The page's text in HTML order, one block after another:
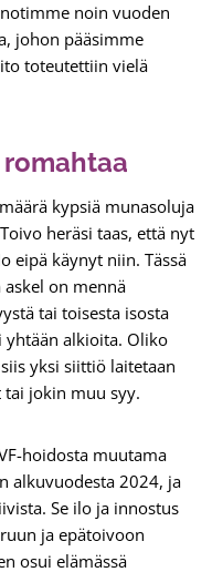
noin vuoden
johon pääsimme
toteutettiin vielä
kypsiä munasoluja
heräsi taas, että nyt
eipä käynyt niin. Tässä
askel on mennä
tai toisesta isosta
yhtään alkioita. Oliko
yksi siittiö laitetaan
jokin muu syy.
hoidosta muutama
alkuvuodesta 2024, ja
Se ilo ja innostus
ja epätoivoon
osui elämässä